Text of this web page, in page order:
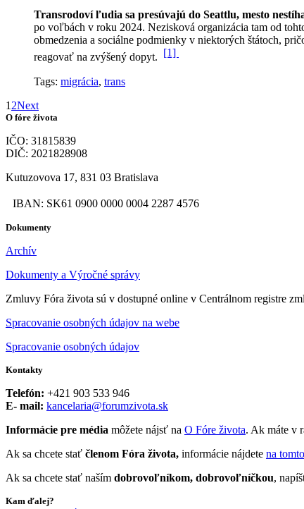
Transrodoví ľudia sa presúvajú do Seattlu, mesto
po voľbách v roku 2024. Nezisková organizácia tam od
obmedzenia a sociálne podmienky v niektorých štátoch,
reagovať na zvýšený dopyt. [1]
Tags: migrácia, trans
1 2Next
O fóre života
IČO: 31815839
DIČ: 2021828908
Kutuzovova 17, 831 03 Bratislava
IBAN: SK61 0900 0000 0004 2287 4576
Dokumenty
Archív
Dokumenty a Výročné správy
Zmluvy Fóra života sú v dostupné online v Centrálnom registre
Spracovanie osobných údajov na webe
Spracovanie osobných údajov
Kontakty
Telefón: +421 903 533 946
E- mail: kancelaria@forumzivota.sk
Informácie pre média môžete nájsť na O Fóre života. Ak máte v
Ak sa chcete stať členom Fóra života, informácie nájdete na
Ak sa chcete stať naším dobrovoľníkom, dobrovoľníčkou,
Kam ďalej?